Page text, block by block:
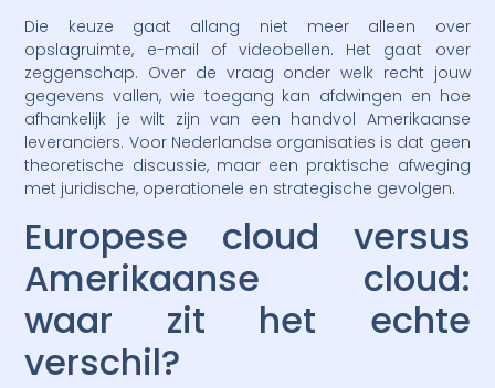
Die keuze gaat allang niet meer alleen over
opslagruimte, e-mail of videobellen. Het gaat over
zeggenschap. Over de vraag onder welk recht jouw
gegevens vallen, wie toegang kan afdwingen en hoe
afhankelijk je wilt zijn van een handvol Amerikaanse
leveranciers. Voor Nederlandse organisaties is dat geen
theoretische discussie, maar een praktische afweging
met juridische, operationele en strategische gevolgen.
Europese cloud versus
Amerikaanse cloud:
waar zit het echte
verschil?